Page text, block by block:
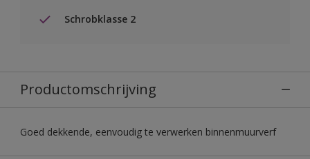
Schrobklasse 2
Productomschrijving
Goed dekkende, eenvoudig te verwerken binnenmuurverf